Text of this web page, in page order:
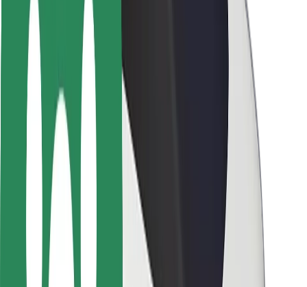
Segurança dos passageiros
Segurança dos motoristas
Segurança das trotinetes
Safety Lab
Cidades
Localizações
Soluções para as cidades
Aeroportos
Estações de carregamento da Bolt
Ajuda
Para passageiros